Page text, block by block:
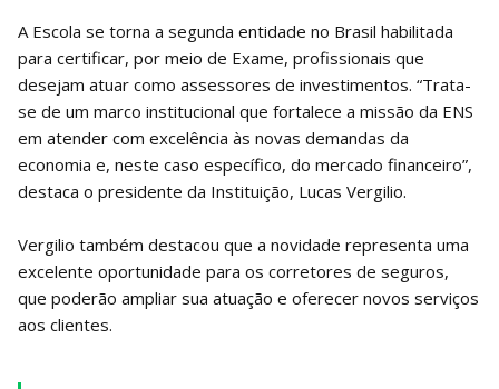
A Escola se torna a segunda entidade no Brasil habilitada
para certificar, por meio de Exame, profissionais que
desejam atuar como assessores de investimentos. “Trata-
se de um marco institucional que fortalece a missão da ENS
em atender com excelência às novas demandas da
economia e, neste caso específico, do mercado financeiro”,
destaca o presidente da Instituição, Lucas Vergilio.
Vergilio também destacou que a novidade representa uma
excelente oportunidade para os corretores de seguros,
que poderão ampliar sua atuação e oferecer novos serviços
aos clientes.